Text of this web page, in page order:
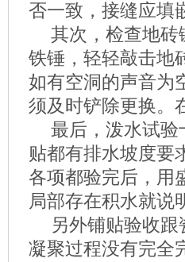
否一致，接缝应填
其次，检查地
铁锤，轻轻敲击地
如有空洞的声音为
须及时铲除更换。
最后，泼水试
贴都有排水坡度要
各项都验完后，用
局部存在积水就说
另外铺贴验收
凝聚过程没有完全